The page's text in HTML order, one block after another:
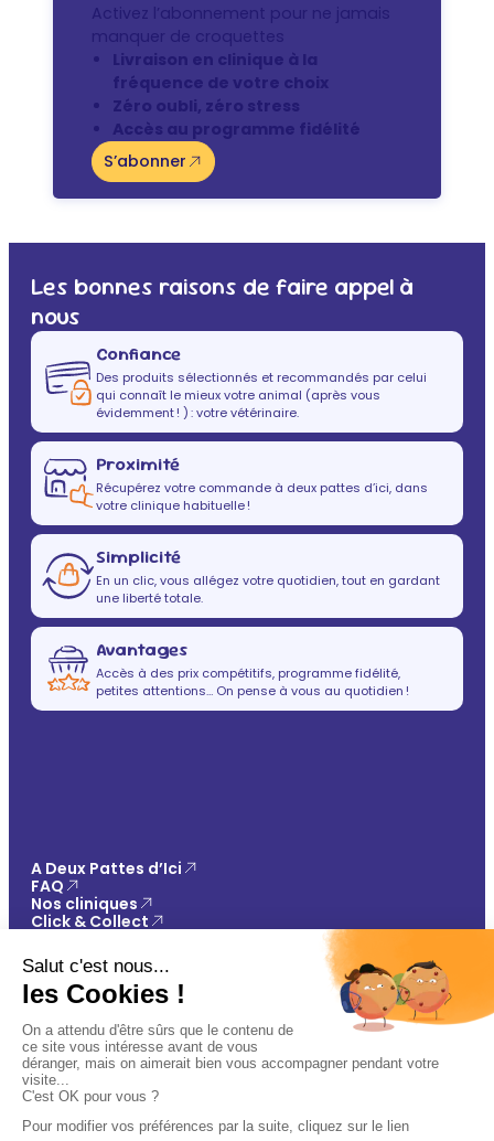
Activez l’abonnement pour ne jamais
manquer de croquettes
Livraison en clinique à la
fréquence de votre choix
Zéro oubli, zéro stress
Accès au programme fidélité
S’abonner
Les bonnes raisons de faire appel à
nous
Confiance
Des produits sélectionnés et recommandés par celui
qui connaît le mieux votre animal (après vous
évidemment ! ) : votre vétérinaire.
Proximité
Récupérez votre commande à deux pattes d’ici, dans
votre clinique habituelle !
Simplicité
En un clic, vous allégez votre quotidien, tout en gardant
une liberté totale.
Avantages
Accès à des prix compétitifs, programme fidélité,
petites attentions… On pense à vous au quotidien !
A Deux Pattes d’Ici
FAQ
Nos cliniques
Click & Collect
Vos avantages
Conseils
Paiement 100% sécurisé